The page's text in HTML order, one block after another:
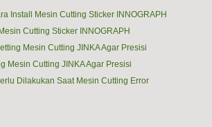
Install Mesin Cutting Sticker INNOGRAPH
Cutting Sticker INNOGRAPH
Mesin Cutting JINKA Agar Presisi
Mesin Cutting JINKA Agar Presisi
Dilakukan Saat Mesin Cutting Error